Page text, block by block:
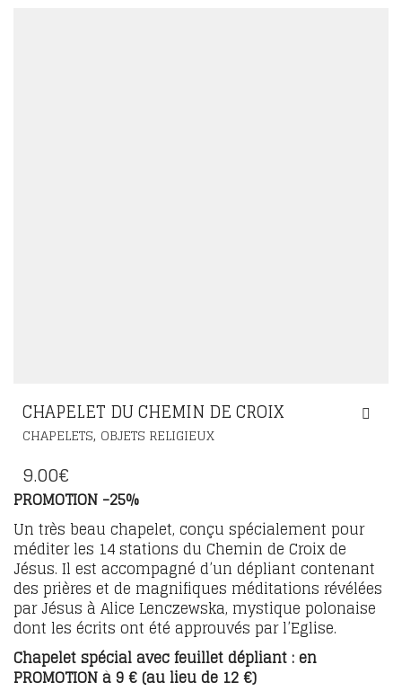
CHAPELET DU CHEMIN DE CROIX
CHAPELETS, OBJETS RELIGIEUX
9.00€
PROMOTION -25%
Un très beau chapelet, conçu spécialement pour
méditer les 14 stations du Chemin de Croix de
Jésus. Il est accompagné d’un dépliant contenant
des prières et de magnifiques méditations révélées
par Jésus à Alice Lenczewska, mystique polonaise
dont les écrits ont été approuvés par l’Eglise.
Chapelet spécial avec feuillet dépliant : en
PROMOTION à 9 € (au lieu de 12 €)